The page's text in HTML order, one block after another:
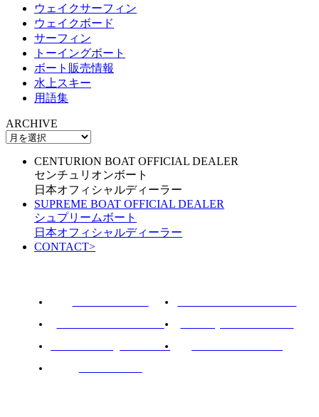
ウェイクサーフィン
ウェイクボード
サーフィン
トーイングボート
ボート販売情報
水上スキー
用語集
ARCHIVE
CENTURION BOAT OFFICIAL DEALER
センチュリオンボート
日本オフィシャルディーラー
SUPREME BOAT OFFICIAL DEALER
シュプリームボート
日本オフィシャルディーラー
CONTACT>
PCM marine engines JAPAN